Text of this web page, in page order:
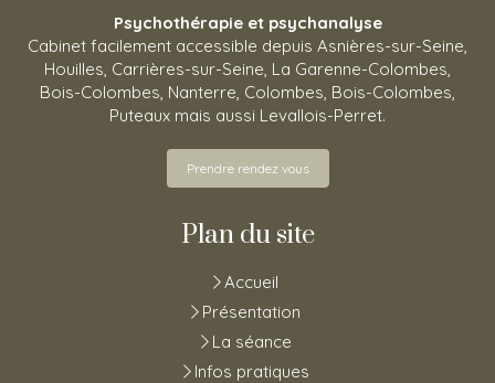
Psychothérapie et psychanalyse
Cabinet facilement accessible depuis Asnières-sur-Seine,
Houilles, Carrières-sur-Seine, La Garenne-Colombes,
Bois-Colombes, Nanterre, Colombes, Bois-Colombes,
Puteaux mais aussi Levallois-Perret.
Prendre rendez vous
Plan du site
Accueil
Présentation
La séance
Infos pratiques